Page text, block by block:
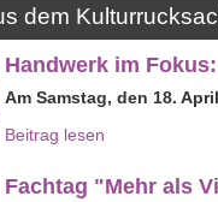
dem
Handwerk im
Am Samstag, den 18.
Beitrag lesen
Fachtag "Mehr als